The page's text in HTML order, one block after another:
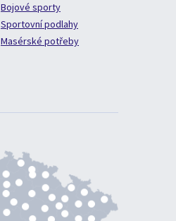
Bojové sporty
Sportovní podlahy
Masérské potřeby